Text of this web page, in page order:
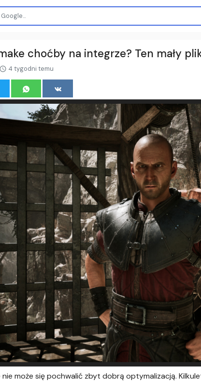
choćby na integrze? Ten mały
4 tygodni temu
nie może się pochwalić zbyt dobrą optymalizacją.